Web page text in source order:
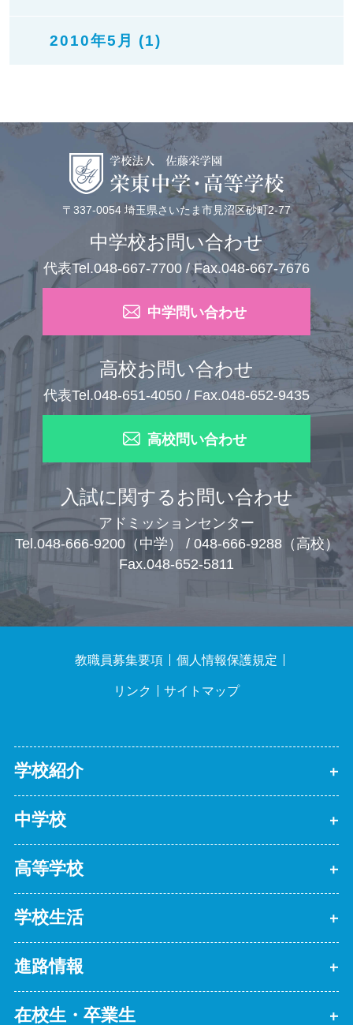
2010年5月 (1)
〒337-0054 埼玉県さいたま市見沼区砂町2-77
中学校お問い合わせ
代表Tel.048-667-7700 / Fax.048-667-7676
中学問い合わせ
高校お問い合わせ
代表Tel.048-651-4050 / Fax.048-652-9435
高校問い合わせ
入試に関するお問い合わせ
アドミッションセンター
Tel.048-666-9200（中学） / 048-666-9288（高校）
Fax.048-652-5811
学校紹介
中学校
高等学校
学校生活
進路情報
在校生・卒業生
教職員募集要項 個人情報保護規定
リンク サイトマップ